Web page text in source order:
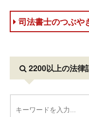
司法書士のつぶや
2200以上の法律